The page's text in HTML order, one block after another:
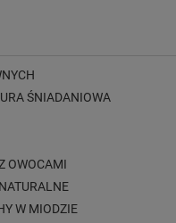
ŚNIADANIOWA
OWOCAMI
W MIODZIE